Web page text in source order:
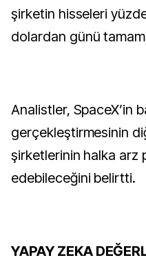
şirketin hisseleri
dolardan günü
Analistler, SpaceX’in
gerçekleştirmesinin
şirketlerinin halka arz
edebileceğini belirtti.
YAPAY ZEKA